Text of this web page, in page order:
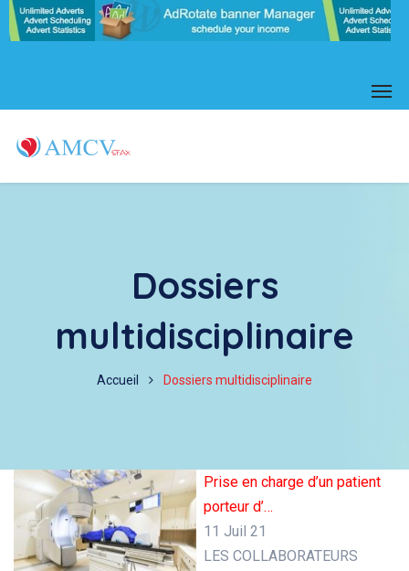
Dossiers
multidisciplinaire
Accueil Dossiers multidisciplinaire
Prise en charge d’un patient
porteur d’…
11 Juil 21
LES COLLABORATEURS